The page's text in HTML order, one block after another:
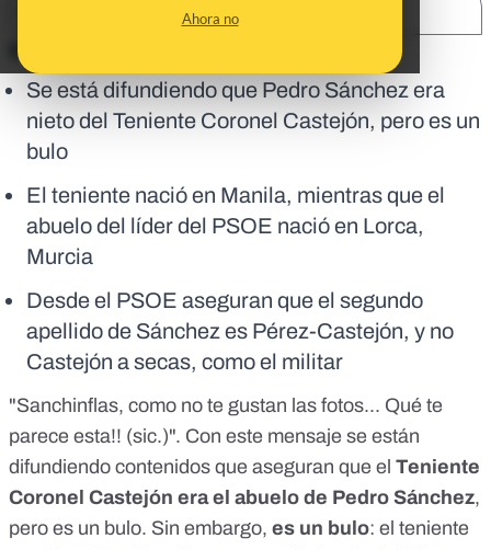
Ahora no
En corto:
Se está difundiendo que Pedro Sánchez era
nieto del Teniente Coronel Castejón, pero es un
bulo
El teniente nació en Manila, mientras que el
abuelo del líder del PSOE nació en Lorca,
Murcia
Desde el PSOE aseguran que el segundo
apellido de Sánchez es Pérez-Castejón, y no
Castejón a secas, como el militar
"Sanchinflas, como no te gustan las fotos... Qué te
parece esta!! (sic.)". Con este mensaje se están
difundiendo contenidos que aseguran que el Teniente
Coronel Castejón era el abuelo de Pedro Sánchez,
pero es un bulo. Sin embargo, es un bulo: el teniente